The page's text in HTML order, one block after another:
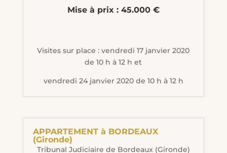
Mise à prix : 45.000 €
Visites sur place : vendredi 17 janvier 2020
de 10 h à 12 h et
vendredi 24 janvier 2020 de 10 h à 12 h
APPARTEMENT à BORDEAUX
(Gironde)
Tribunal Judiciaire de Bordeaux (Gironde)